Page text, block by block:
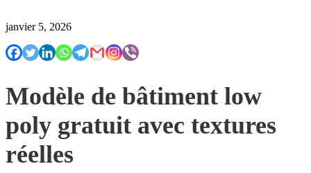
janvier 5, 2026
Modèle de bâtiment low
poly gratuit avec textures
réelles